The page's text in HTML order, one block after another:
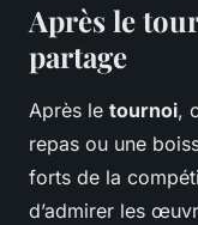
Après le
partage
Après le tournoi,
repas ou une
forts de la
d’admirer les